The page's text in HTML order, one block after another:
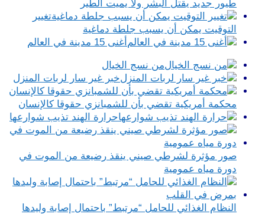
طيور جديد يقتل البشر ولا يميت الطير
تغيير
التوقيت يمكن أن يسبب جلطة دماغية
أغنى 15 مدينة في العالم
من نسج الخيال
خبر غير سار لربات المنزل
محكمة أمريكية تقضي بأن للشمبانزي حقوقا كالإنسان
حرارة الهند تذيب شوارعها
صور مؤثرة لشرطي صيني ينقذ رضيعة من الموت في
دورة مياه عمومية
النظام الغذائي للحامل “مرتبط” باحتمال إصابة وليدها